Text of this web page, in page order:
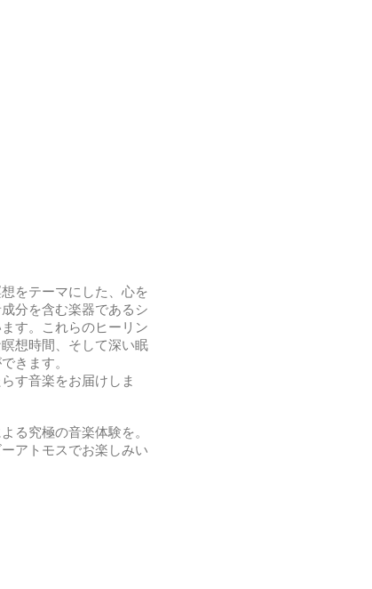
をテーマにした、心を
分を含む楽器であるシ
す。これらのヒーリン
想時間、そして深い眠
きます。
す音楽をお届けしま
る究極の音楽体験を。
アトモスでお楽しみい